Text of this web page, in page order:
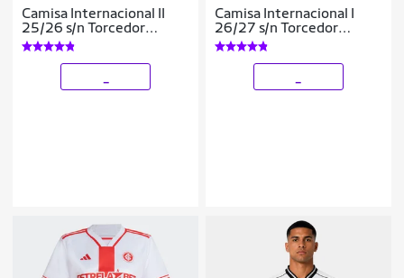
Camisa Internacional II
25/26 s/n Torcedor
Adidas Feminina
Camisa Internacional I
26/27 s/n Torcedor
Adidas Masculina